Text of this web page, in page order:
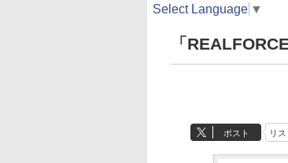
Select Language ▼
「
ポスト リス